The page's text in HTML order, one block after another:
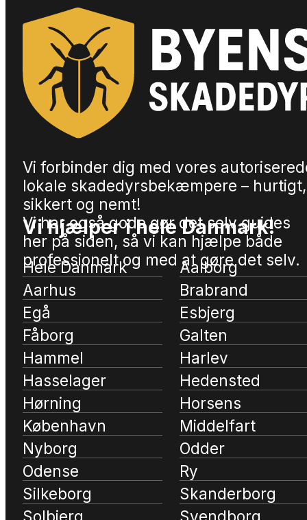
Vi forbinder dig med vores
lokale skadedyrsbekæmpere – hurtigt,
sikkert og nemt!
Vi har også gode gør det selv guides
her på siden, så vi kan hjælpe både
professionelt og med at gøre det selv.
Vi hjælper i hele Danmark!
Hele Danmark
Aalborg
Aarhus
Brabrand
Egå
Esbjerg
Fåborg
Galten
Hammel
Harlev
Hasselager
Hedensted
Hørning
Horsens
København
Middelfart
Nyborg
Odder
Odense
Ry
Silkeborg
Skanderborg
Solbjerg
Svendborg